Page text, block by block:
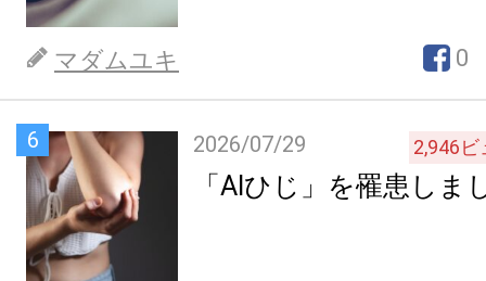
マダムユキ 0
6 2026/07/29 2,946ビ
「AIひじ」を罹患しま